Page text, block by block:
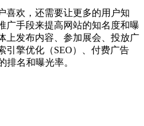
喜欢，还需要让更多的用户知
广手段来提高网站的知名度和曝
上发布内容、参加展会、投放广
引擎优化（SEO）、付费广告
排名和曝光率。